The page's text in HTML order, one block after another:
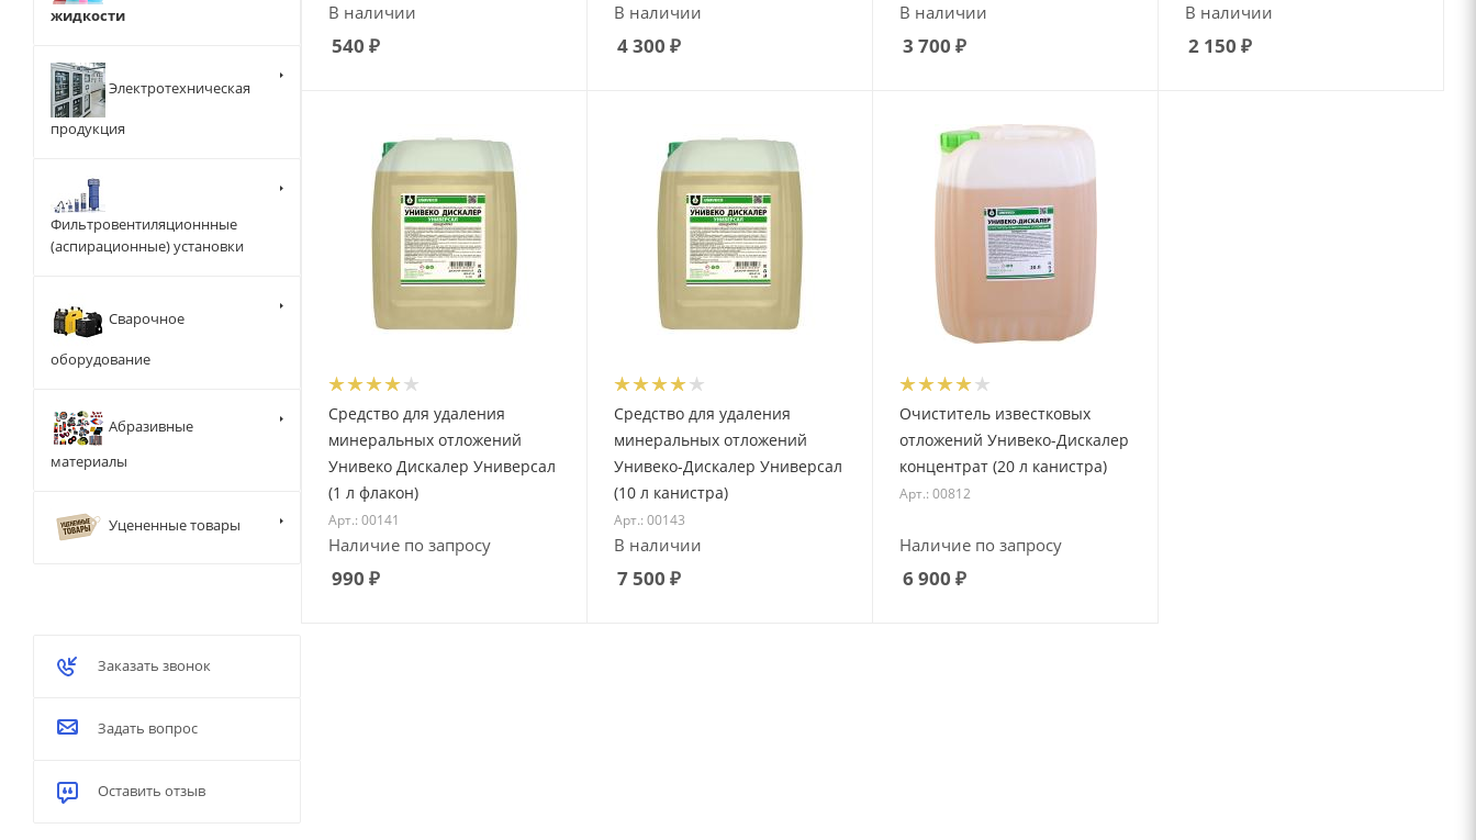
В наличии
540 ₽
В наличии
4 300 ₽
В наличии
3 700 ₽
В наличии
2 150 ₽
Средство для удаления
минеральных отложений
Унивеко Дискалер Универсал
(1 л флакон)
Арт.: 00141
Наличие по запросу
990 ₽
Средство для удаления
минеральных отложений
Унивеко-Дискалер Универсал
(10 л канистра)
Арт.: 00143
В наличии
7 500 ₽
Очиститель известковых
отложений Унивеко-Дискалер
концентрат (20 л канистра)
Арт.: 00812
Наличие по запросу
6 900 ₽
жидкости
Электротехническая
продукция
Фильтровентиляционнные
(аспирационные) установки
Сварочное
оборудование
Абразивные
материалы
Уцененные товары
Заказать звонок
Задать вопрос
Оставить отзыв